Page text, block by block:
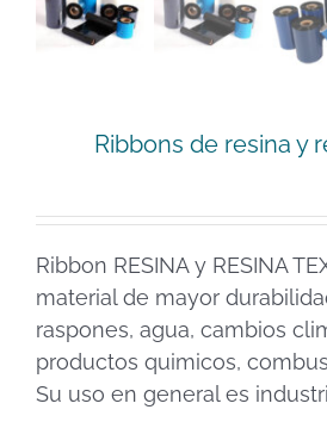
Ribbons de resina y
Ribbon RESINA y RESINA
material de mayor
raspones, agua, cambios
productos quimicos,
Su uso en general es